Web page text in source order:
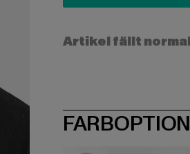
Artikel fällt